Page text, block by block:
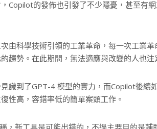
Copilot的發佈也引發了不少隱憂，甚至有
由科學技術引領的工業革命，每一次工業
趨勢。在此期間，無法適應與改變的人也注
識到了GPT-4 模型的實力，而Copilot後續
性高，容錯率低的簡單案頭工作。
，新工具是可能出錯的，不過主要目的是輔